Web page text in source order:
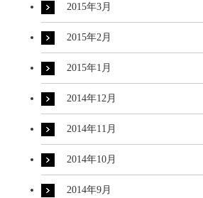
2015年3月
2015年2月
2015年1月
2014年12月
2014年11月
2014年10月
2014年9月